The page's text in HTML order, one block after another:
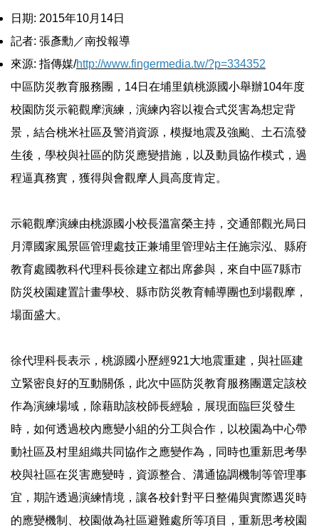
日期: 2015年10月14日
記者: 張彥勳／南投報導
來源: 指傳媒/http://www.fingermedia.tw/?p=334352
中區防災教育服務團，14日在埔里鎮桃源國小舉辦104年度
校園防災示範觀摩演練，演練內容以複合式災害為想定背
景，結合桃米社區及警消資源，模擬地震及強颱、土石流發
生後，學校與社區的防災應變措施，以及動員協作模式，過
程逼真務實，獲得與會觀摩人員高度肯定。
示範觀摩演練由桃源國小校長溫富榮主持，交通部觀光局日
月潭國家風景區管理處技正兼埔里管理站主任施宗泓、縣府
教育處國教科代理科長徐建立都出席參與，來自中區7縣市
防災校園建置計畫學校、縣市防災教育輔導團也到場觀摩，
場面盛大。
徐代理科長表示，桃源國小歷經921大地震重建，與社區建
立緊密良好的互動關係，此次中區防災教育服務團選定該校
作為演練場域，除藉助該校師長經驗，展現面臨巨災發生
時，如何透過校內應變小組的分工與合作，以校園為中心帶
動社區及村里組織共同協作之應變作為，同時也重新思考學
校與社區在災害應變時，資源整合、溝通協調機制等管理事
宜，期許透過演練情境，讓各校針對平日整備與實際遇災時
的應變機制、校園做為社區避難處所等項目，重新思考校園